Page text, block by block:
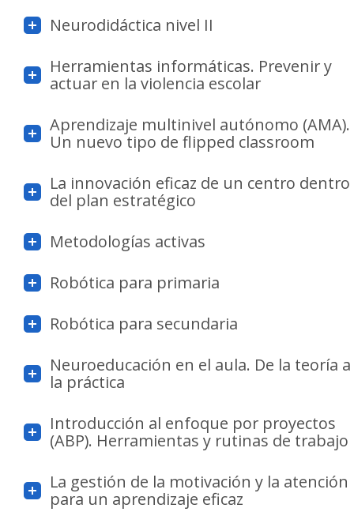
Neurodidáctica nivel II
Herramientas informáticas. Prevenir y
actuar en la violencia escolar
Aprendizaje multinivel autónomo (AMA).
Un nuevo tipo de flipped classroom
La innovación eficaz de un centro dentro
del plan estratégico
Metodologías activas
Robótica para primaria
Robótica para secundaria
Neuroeducación en el aula. De la teoría a
la práctica
Introducción al enfoque por proyectos
(ABP). Herramientas y rutinas de trabajo
La gestión de la motivación y la atención
para un aprendizaje eficaz